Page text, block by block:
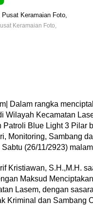
Keramaian Foto,
Dalam rangka
Wilayah Kecamatan
Patroli Blue Light 3 Pilar
Monitoring, Sambang
(26/11/2923)
Kristiawan, S.H.,M.H.
Maksud
Lasem, dengan
Kriminal dan Sambang